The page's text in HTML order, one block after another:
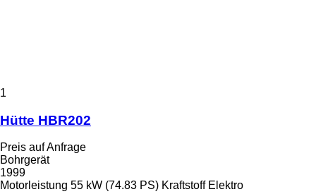
1
Hütte HBR202
Preis auf Anfrage
Bohrgerät
1999
Motorleistung 55 kW (74.83 PS) Kraftstoff Elektro